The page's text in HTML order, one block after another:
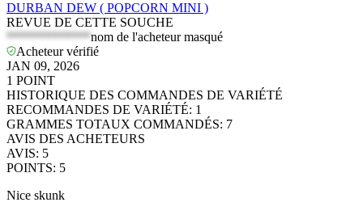
DURBAN DEW ( POPCORN MINI )
REVUE DE CETTE SOUCHE
*************nom de l'acheteur masqué
Acheteur vérifié
JAN 09, 2026
1 POINT
HISTORIQUE DES COMMANDES DE VARIÉTÉ
RECOMMANDES DE VARIÉTÉ: 1
GRAMMES TOTAUX COMMANDÉS: 7
AVIS DES ACHETEURS
AVIS: 5
POINTS: 5
Nice skunk